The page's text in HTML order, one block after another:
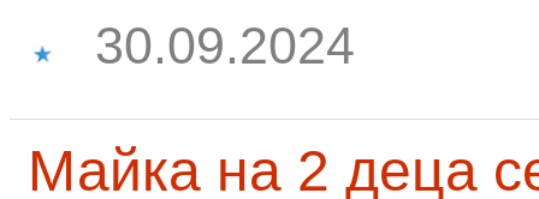
30.09.2024
Майка на 2 деца